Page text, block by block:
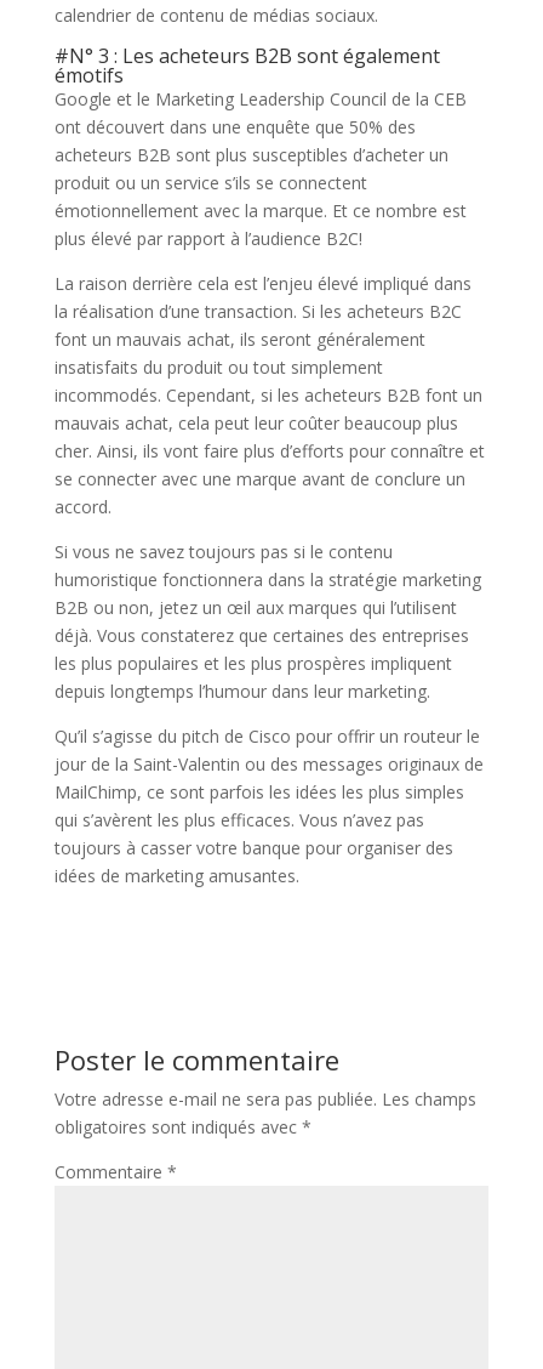
calendrier de contenu de médias sociaux.
#N° 3 : Les acheteurs B2B sont également
émotifs
Google et le Marketing Leadership Council de la CEB
ont découvert dans une enquête que 50% des
acheteurs B2B sont plus susceptibles d’acheter un
produit ou un service s’ils se connectent
émotionnellement avec la marque. Et ce nombre est
plus élevé par rapport à l’audience B2C!
La raison derrière cela est l’enjeu élevé impliqué dans
la réalisation d’une transaction. Si les acheteurs B2C
font un mauvais achat, ils seront généralement
insatisfaits du produit ou tout simplement
incommodés. Cependant, si les acheteurs B2B font un
mauvais achat, cela peut leur coûter beaucoup plus
cher. Ainsi, ils vont faire plus d’efforts pour connaître et
se connecter avec une marque avant de conclure un
accord.
Si vous ne savez toujours pas si le contenu
humoristique fonctionnera dans la stratégie marketing
B2B ou non, jetez un œil aux marques qui l’utilisent
déjà. Vous constaterez que certaines des entreprises
les plus populaires et les plus prospères impliquent
depuis longtemps l’humour dans leur marketing.
Qu’il s’agisse du pitch de Cisco pour offrir un routeur le
jour de la Saint-Valentin ou des messages originaux de
MailChimp, ce sont parfois les idées les plus simples
qui s’avèrent les plus efficaces. Vous n’avez pas
toujours à casser votre banque pour organiser des
idées de marketing amusantes.
Poster le commentaire
Votre adresse e-mail ne sera pas publiée. Les champs
obligatoires sont indiqués avec *
Commentaire *